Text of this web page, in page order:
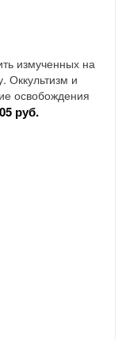
измученных на
Оккультизм и
освобождения
руб.